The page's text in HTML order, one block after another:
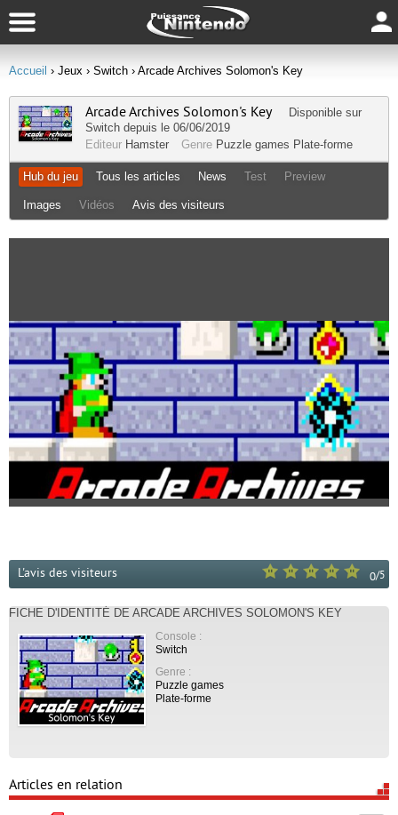
Accueil › Jeux › Switch › Arcade Archives Solomon's Key
Arcade Archives Solomon's Key
Disponible sur
Switch depuis le 06/06/2019
Editeur Hamster Genre Puzzle games Plate-forme
Hub du jeu Tous les articles News Test Preview
Images Vidéos Avis des visiteurs
0/5
L'avis des visiteurs
FICHE D'IDENTITÉ DE ARCADE ARCHIVES SOLOMON'S KEY
Console :
Switch
Genre :
Puzzle games
Plate-forme
Articles en relation